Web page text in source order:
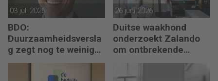
03 juli 2026
BDO:
Duurzaamheidsversla
g zegt nog te weinig
over waarde en risico’s
26 juni 2026
Duitse waakhond
onderzoekt Zalando
om ontbrekende
transactie in